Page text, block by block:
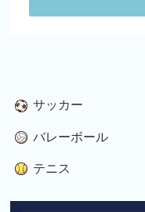
サッカー
バレーボール
テニス